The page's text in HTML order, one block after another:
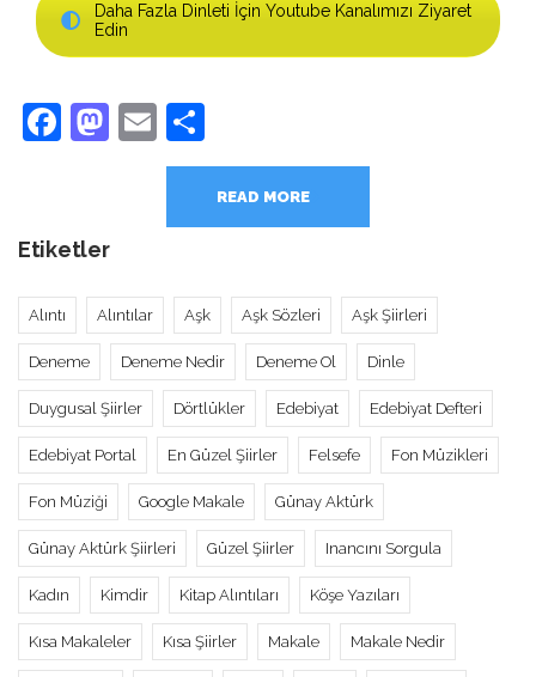
Daha Fazla Dinleti İçin Youtube Kanalımızı Ziyaret
Edin
Facebook
Mastodon
Email
READ MORE
Etiketler
Alıntı Alıntılar Aşk Aşk Sözleri Aşk Şiirleri
Deneme Deneme Nedir Deneme Ol Dinle
Duygusal Şiirler Dörtlükler Edebiyat Edebiyat Defteri
Edebiyat Portal En Güzel Şiirler Felsefe Fon Müzikleri
Fon Müziği Google Makale Günay Aktürk
Günay Aktürk Şiirleri Güzel Şiirler Inancını Sorgula
Kadın Kimdir Kitap Alıntıları Köşe Yazıları
Kısa Makaleler Kısa Şiirler Makale Makale Nedir